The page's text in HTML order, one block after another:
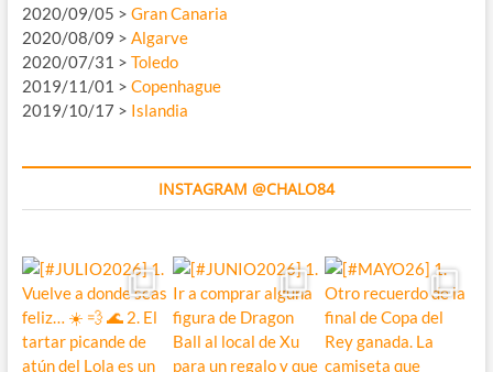
2020/09/05 > Gran Canaria
2020/08/09 > Algarve
2020/07/31 > Toledo
2019/11/01 > Copenhague
2019/10/17 > Islandia
INSTAGRAM @CHALO84